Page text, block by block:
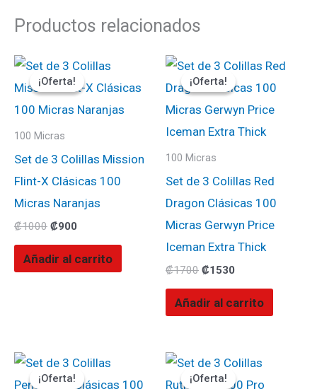
Productos relacionados
¡Oferta!
¡Oferta!
100 Micras
Set de 3 Colillas Mission
Flint-X Clásicas 100
Micras Naranjas
₡1000
El
precio
original
₡1000.
₡900
El
precio
actual
₡900.
Añadir al carrito
¡Oferta!
¡Oferta!
100 Micras
Set de 3 Colillas Red
Dragon Clásicas 100
Micras Gerwyn Price
Iceman Extra Thick
₡1700
El
precio
original
₡1700.
₡1530
El
precio
actual
₡1530.
Añadir al carrito
¡Oferta!
¡Oferta!
El
precio
original
El
precio
actual
¡Oferta!
¡Oferta!
El
precio
original
El
precio
actual